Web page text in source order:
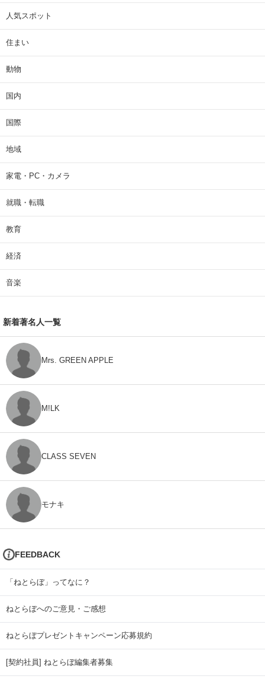
人気スポット
住まい
動物
国内
国際
地域
家電・PC・カメラ
就職・転職
教育
経済
音楽
新着著名人一覧
Mrs. GREEN APPLE
M!LK
CLASS SEVEN
モナキ
FEEDBACK
「ねとらぼ」ってなに？
ねとらぼへのご意見・ご感想
ねとらぼプレゼントキャンペーン応募規約
[契約社員] ねとらぼ編集者募集